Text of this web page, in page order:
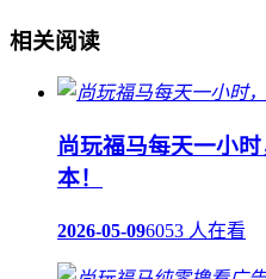
相关阅读
尚玩福马每天一小
本！
2026-05-096053 人在看